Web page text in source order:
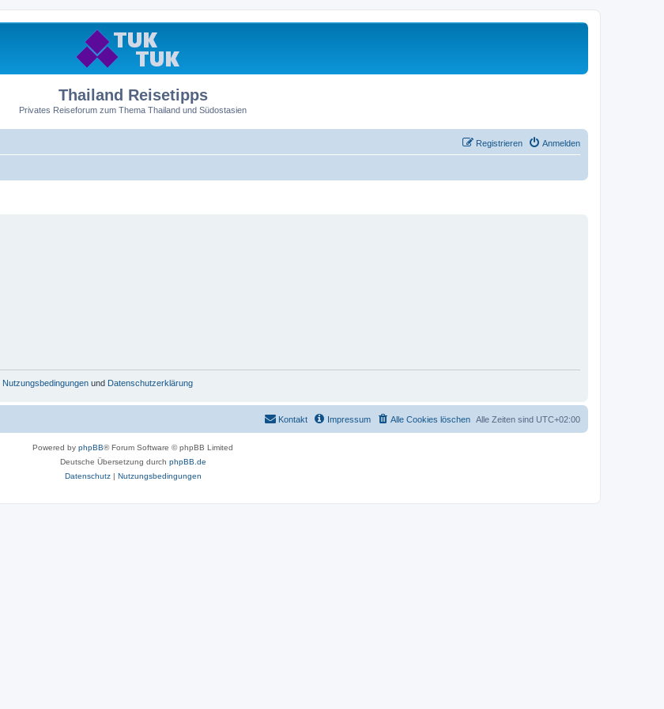
Thailand Reisetipps
Privates Reiseforum zum Thema Thailand und Südostasien
Anmelden
Registrieren
Nutzungsbedingungen und Datenschutzerklärung
Alle Zeiten sind UTC+02:00
Alle Cookies löschen
Impressum
Kontakt
Powered by phpBB® Forum Software © phpBB Limited
Deutsche Übersetzung durch phpBB.de
Datenschutz| Nutzungsbedingungen